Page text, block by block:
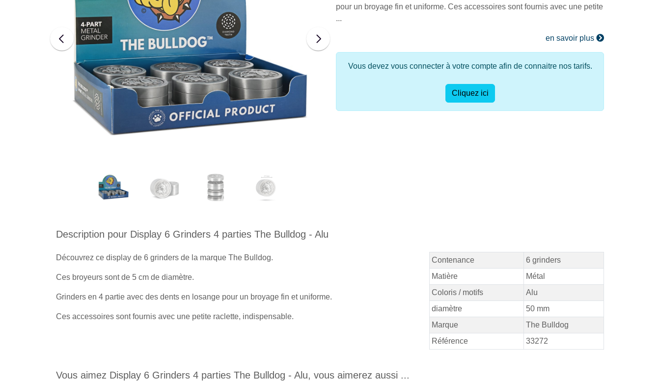
pour un broyage fin et uniforme. Ces accessoires sont fournis avec une petite
...
en savoir plus
Vous devez vous connecter à votre compte afin de connaitre nos tarifs.
Cliquez ici
Description pour Display 6 Grinders 4 parties The Bulldog - Alu
Découvrez ce display de 6 grinders de la marque The Bulldog.
Ces broyeurs sont de 5 cm de diamètre.
Grinders en 4 partie avec des dents en losange pour un broyage fin et uniforme.
Ces accessoires sont fournis avec une petite raclette, indispensable.
Contenance
6 grinders
Matière
Métal
Coloris / motifs
Alu
diamètre
50 mm
Marque
The Bulldog
Référence
33272
Vous aimez Display 6 Grinders 4 parties The Bulldog - Alu, vous aimerez aussi ...